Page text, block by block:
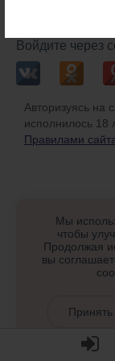
Войдите через
Авторизуясь на
исполнилось 18
Правилами
Мы
чтобы
Продолжая
вы
Принять